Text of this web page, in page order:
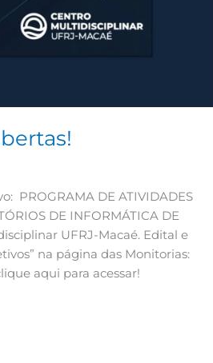
PROGRAMA DE ATIVIDADES
DE INFORMÁTICA DE
UFRJ-Macaé. Edital e
na página das Monitorias:
aqui para acessar!